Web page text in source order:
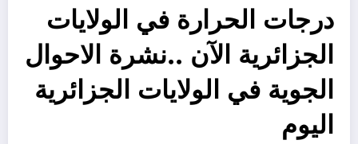
درجات الحرارة في الولايات
الجزائرية الآن ..نشرة الاحوال
الجوية في الولايات الجزائرية
اليوم